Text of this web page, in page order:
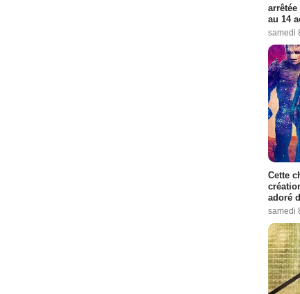
au 14
samedi
Cette
adoré
samedi